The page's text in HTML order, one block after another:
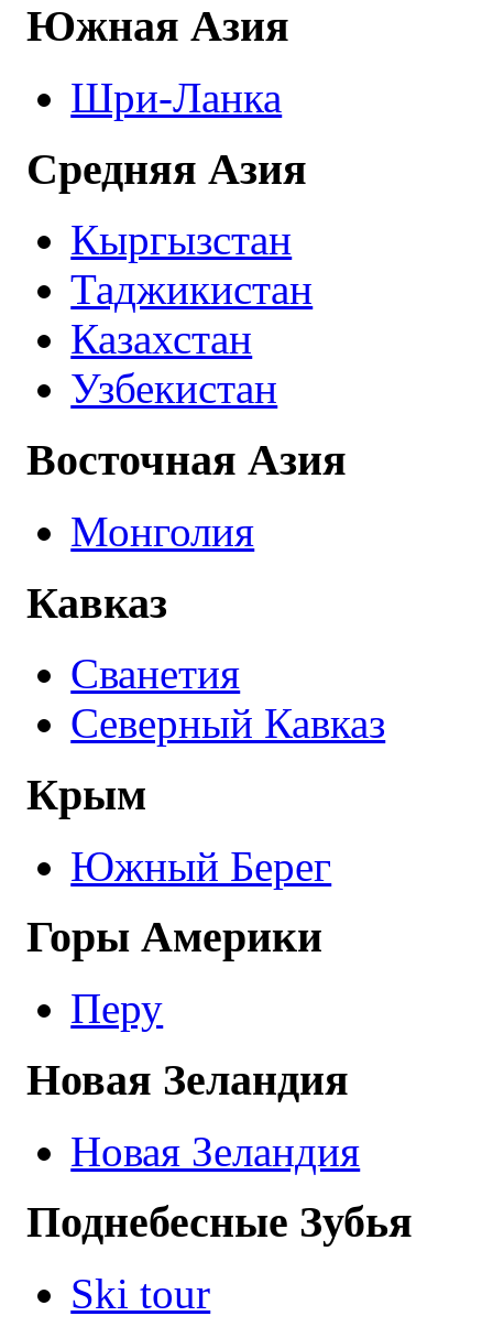
Южная Азия
Шри-Ланка
Средняя Азия
Кыргызстан
Таджикистан
Казахстан
Узбекистан
Восточная Азия
Монголия
Кавказ
Сванетия
Северный Кавказ
Крым
Южный Берег
Горы Америки
Перу
Новая Зеландия
Новая Зеландия
Поднебесные Зубья
Ski tour